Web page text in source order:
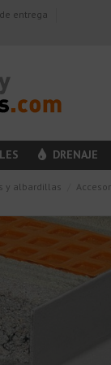
entrega
DRENAJE
y albardillas